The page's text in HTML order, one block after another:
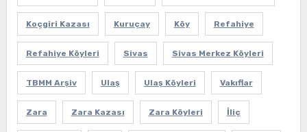
Koçgiri Kazası Kuruçay Köy Refahiye
Refahiye Köyleri Sivas Sivas Merkez Köyleri
TBMM Arşiv Ulaş Ulaş Köyleri Vakıflar
Zara Zara Kazası Zara Köyleri İliç